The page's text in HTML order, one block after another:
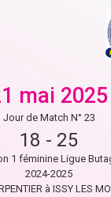
mai 2025
Jour de Match N° 23
18 - 25
1 féminine Ligue
2024-2025
à ISSY LES